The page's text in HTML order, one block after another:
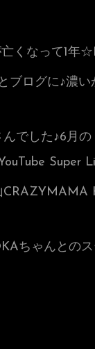
くなって1年
ブログに♪濃い
でした♪6月の
Super
ちゃんとの